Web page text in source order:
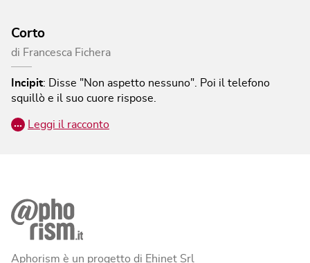
Corto
di Francesca Fichera
Incipit:
Disse "Non aspetto nessuno". Poi il telefono
squillò e il suo cuore rispose.
… Leggi il racconto
Aphorism è un progetto di Ehinet Srl